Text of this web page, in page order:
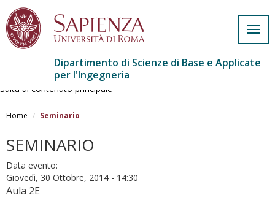
Salta al contenuto principale
Dipartimento di Scienze di Base e Applicate
per l'Ingegneria
Home Seminario
SEMINARIO
Data evento:
Giovedì, 30 Ottobre, 2014 - 14:30
Aula 2E